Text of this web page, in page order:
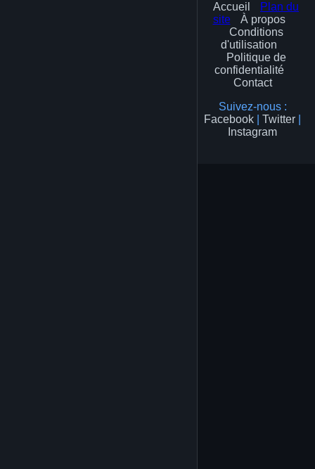
Accueil
Plan du
site
À propos
Conditions
d'utilisation
Politique de
confidentialité
Contact
Suivez-nous :
Facebook
Twitter
Instagram